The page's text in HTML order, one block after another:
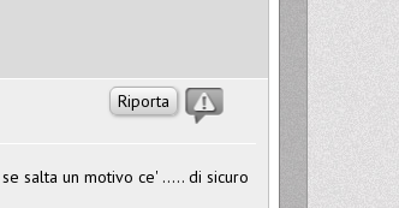
Riporta
salta un motivo ce' ..... di sicuro